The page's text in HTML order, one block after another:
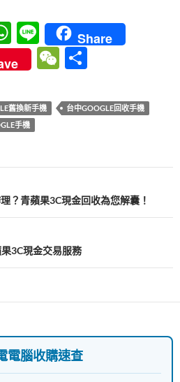
W
h
at
s
A
p
Li
n
e
Share
W
C
h
舊換新手機
台中GOOGLE回收手機
手機
？青蘋果3C現金回收為您解囊！
3C現金交易服務
電腦收購速查